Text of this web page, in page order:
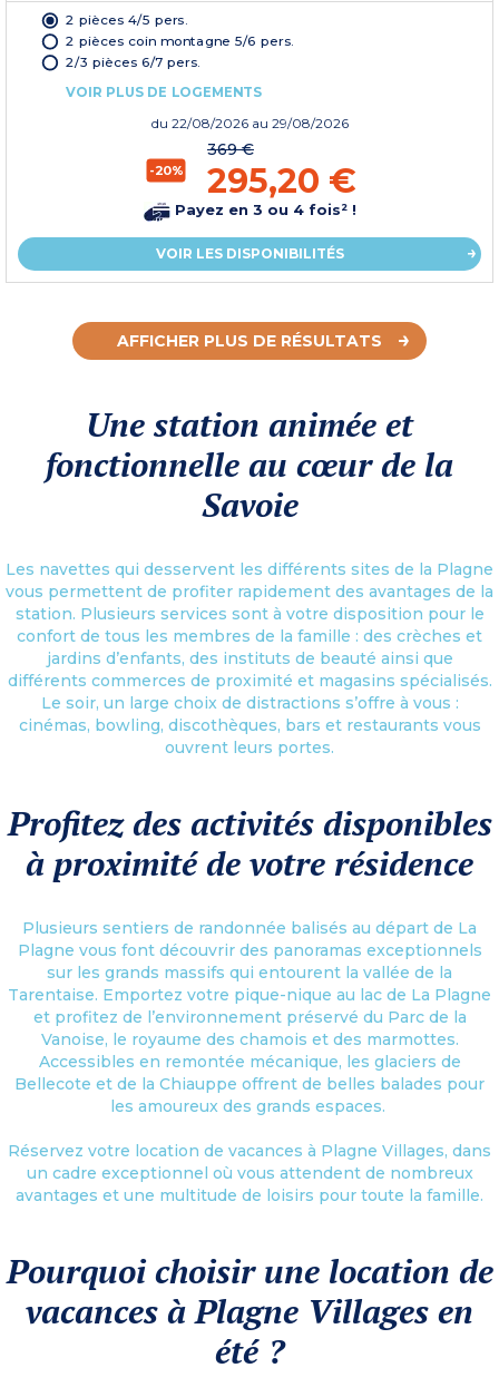
2 pièces 4/5 pers.
2 pièces coin montagne 5/6 pers.
2/3 pièces 6/7 pers.
VOIR PLUS DE LOGEMENTS
du 22/08/2026 au 29/08/2026
-20%
369 €
295,20 €
Payez en 3 ou 4 fois² !
VOIR LES DISPONIBILITÉS
AFFICHER PLUS DE RÉSULTATS
Une station animée et
fonctionnelle au cœur de la
Savoie
Les navettes qui desservent les différents sites de la Plagne
vous permettent de profiter rapidement des avantages de la
station. Plusieurs services sont à votre disposition pour le
confort de tous les membres de la famille : des crèches et
jardins d’enfants, des instituts de beauté ainsi que
différents commerces de proximité et magasins spécialisés.
Le soir, un large choix de distractions s’offre à vous :
cinémas, bowling, discothèques, bars et restaurants vous
ouvrent leurs portes.
Profitez des activités disponibles
à proximité de votre résidence
Plusieurs sentiers de randonnée balisés au départ de La
Plagne vous font découvrir des panoramas exceptionnels
sur les grands massifs qui entourent la vallée de la
Tarentaise. Emportez votre pique-nique au lac de La Plagne
et profitez de l’environnement préservé du Parc de la
Vanoise, le royaume des chamois et des marmottes.
Accessibles en remontée mécanique, les glaciers de
Bellecote et de la Chiauppe offrent de belles balades pour
les amoureux des grands espaces.
Réservez votre location de vacances à Plagne Villages, dans
un cadre exceptionnel où vous attendent de nombreux
avantages et une multitude de loisirs pour toute la famille.
Pourquoi choisir une location de
vacances à Plagne Villages en
été ?